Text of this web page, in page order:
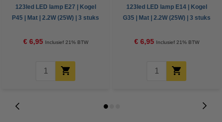
123led LED lamp E27 | Kogel
P45 | Mat | 2.2W (25W) | 3 stuks
€ 6,95 Inclusief 21% BTW
123led LED lamp E14 | Kogel
G35 | Mat | 2.2W (25W) | 3 stuks
€ 6,95 Inclusief 21% BTW